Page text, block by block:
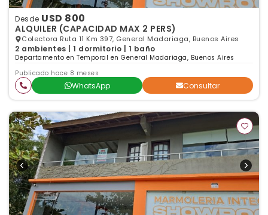
Desde USD 800
ALQUILER (CAPACIDAD MAX 2 PERS)
Colectora Ruta 11 Km 397, General Madariaga, Buenos Aires
2 ambientes | 1 dormitorio | 1 baño
Departamento en Temporal en General Madariaga, Buenos Aires
Publicado hace 8 meses
WhatsApp Consultar